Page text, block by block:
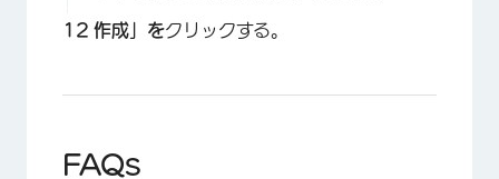
作成」をクリックする。
FAQs